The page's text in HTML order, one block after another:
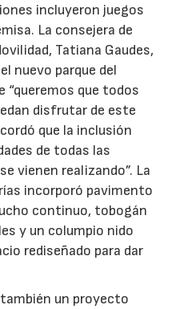
incluyeron juegos
La consejera de
Tatiana Gaudes,
nuevo parque del
“queremos que todos
disfrutar de este
que la inclusión
de todas las
vienen realizando”. La
incorporó pavimento
continuo, tobogán
y un columpio nido
rediseñado para dar
un proyecto